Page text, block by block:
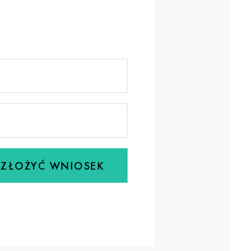
ZŁOŻYĆ WNIOSEK